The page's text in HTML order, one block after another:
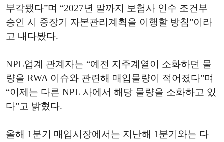
부각됐다”며 “2027년 말까지 보험사 인수 조건부
승인 시 중장기 자본관리계획을 이행할 방침”이라
고 내다봤다.
NPL업계 관계자는 “예전 지주계열이 소화하던 물
량을 RWA 이슈와 관련해 매입물량이 적어졌다”며
“이제는 다른 NPL 사에서 해당 물량을 소화하고 있
다”고 밝혔다.
올해 1분기 매입시장에서는 지난해 1분기와는 다